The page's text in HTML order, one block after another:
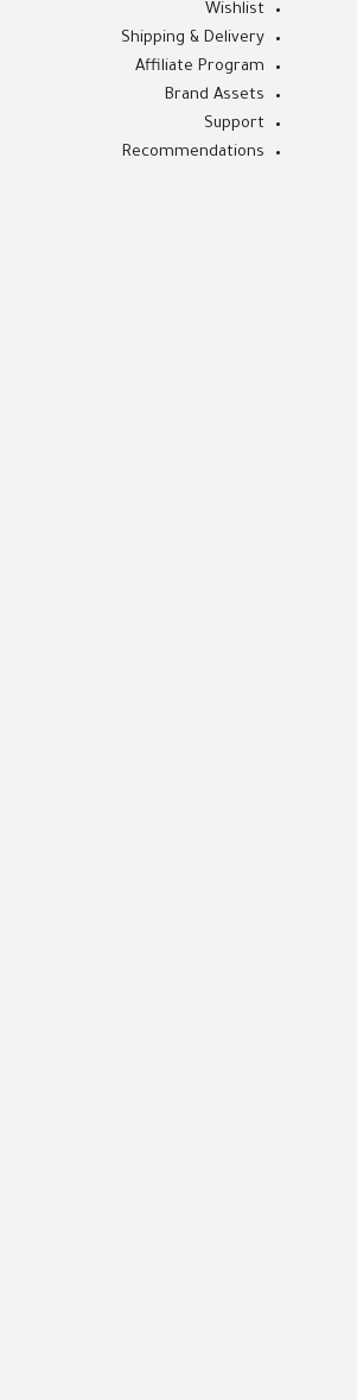
Wishlist
Shipping & Delivery
Affiliate Program
Brand Assets
Support
Recommendations